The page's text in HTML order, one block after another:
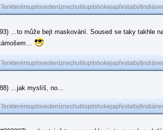
…to může bejt maskování. Soused se taky takhle
…jak myslíš, no…